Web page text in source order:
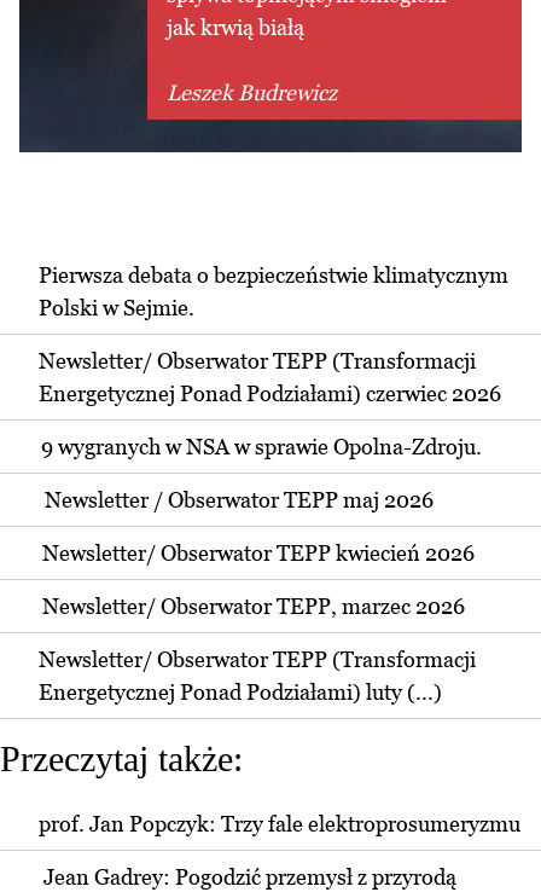
jak krwią białą
Leszek Budrewicz
Pierwsza debata o bezpieczeństwie klimatycznym
Polski w Sejmie.
Newsletter/ Obserwator TEPP (Transformacji
Energetycznej Ponad Podziałami) czerwiec 2026
9 wygranych w NSA w sprawie Opolna-Zdroju.
Newsletter / Obserwator TEPP maj 2026
Newsletter/ Obserwator TEPP kwiecień 2026
Newsletter/ Obserwator TEPP, marzec 2026
Newsletter/ Obserwator TEPP (Transformacji
Energetycznej Ponad Podziałami) luty (...)
Przeczytaj także:
prof. Jan Popczyk: Trzy fale elektroprosumeryzmu
Jean Gadrey: Pogodzić przemysł z przyrodą